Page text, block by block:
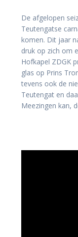
De afgelopen
Teutengatse
komen. Dit jaar
druk op zich om
Hofkapel ZDGK
glas op Prins
tevens ook de
Teutengat en
Meezingen kan,